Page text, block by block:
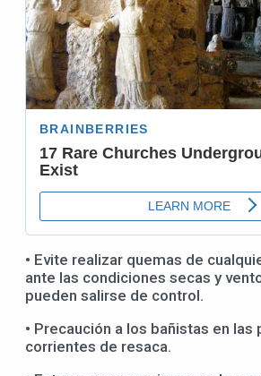
• Evite realizar quemas de
ante las condiciones secas y
pueden salirse de control.
• Precaución a los bañistas en las
corrientes de resaca.